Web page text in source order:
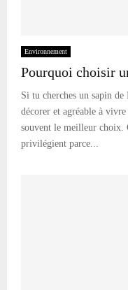
Environnement
Pourquoi choisir
Si tu cherches un sapin
décorer et agréable à
souvent le meilleur choix.
privilégient parce...